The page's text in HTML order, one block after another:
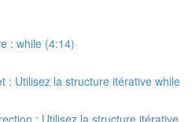
: while (4:14)
: Utilisez la structure itérative while
: Utilisez la structure itérative